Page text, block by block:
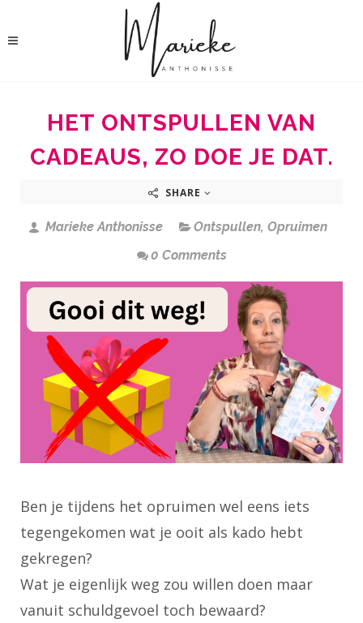
HET ONTSPULLEN VAN
CADEAUS, ZO DOE JE DAT.
SHARE
Marieke Anthonisse Ontspullen, Opruimen
0 Comments
Ben je tijdens het opruimen wel eens iets
tegengekomen wat je ooit als kado hebt
gekregen?
Wat je eigenlijk weg zou willen doen maar
vanuit schuldgevoel toch bewaard?